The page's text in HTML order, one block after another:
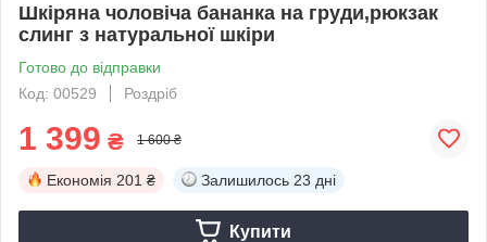
Шкіряна чоловіча бананка на груди,рюкзак
слинг з натуральної шкіри
Готово до відправки
Код: 00529
Роздріб
1 399 ₴ 1 600 ₴
Економія 201 ₴ Залишилось 23 дні
Купити